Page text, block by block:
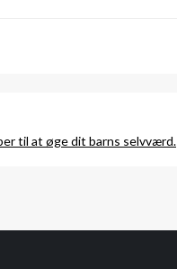
til at øge dit barns selvværd.